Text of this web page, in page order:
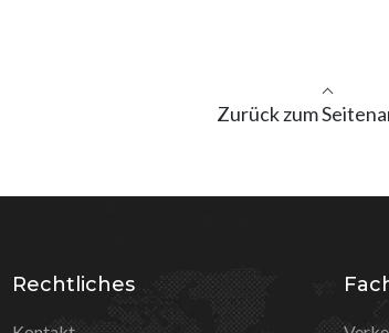
Zurück zum
Rechtliches